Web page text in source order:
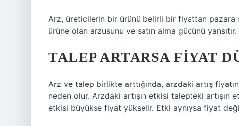
Arz, üreticilerin bir ürünü belirli bir fiyattan pazara
ürüne olan arzusunu ve satın alma gücünü yansıtır.
TALEP ARTARSA FIYAT
Arz ve talep birlikte arttığında, arzdaki artış
neden olur. Arzdaki artışın etkisi talepteki artışın
etkisi büyükse fiyat yükselir. Etki aynıysa fiyat